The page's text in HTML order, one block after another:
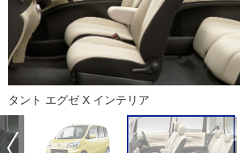
タント エグゼ X インテリア